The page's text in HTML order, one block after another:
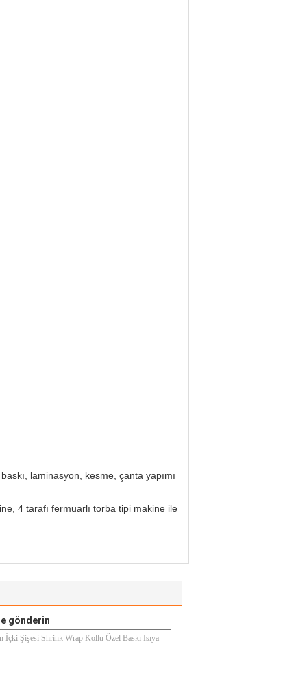
laminasyon, kesme, çanta yapımı
4 tarafı fermuarlı torba tipi makine ile
gönderin